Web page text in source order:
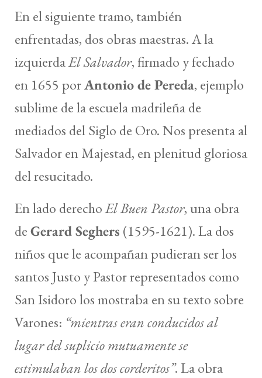
En el siguiente tramo, también
enfrentadas, dos obras maestras. A la
izquierdaEl Salvador, firmado y fechado
en 1655 porAntonio de Pereda, ejemplo
sublime de la escuela madrileña de
mediados del Siglo de Oro. Nos presenta al
Salvador en Majestad, en plenitud gloriosa
del resucitado.
En lado derechoEl Buen Pastor, una obra
deGerard Seghers (1595-1621). La dos
niños que le acompañan pudieran ser los
santos Justo y Pastor representados como
San Isidoro los mostraba en su texto sobre
Varones: “mientras eran conducidos al
lugar del suplicio mutuamente se
estimulaban los dos corderitos”. La obra